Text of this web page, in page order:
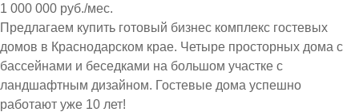
1 000 000 руб./мес.
Предлагаем купить готовый бизнес комплекс гостевых
домов в Краснодарском крае. Четыре просторных дома с
бассейнами и беседками на большом участке с
ландшафтным дизайном. Гостевые дома успешно
работают уже 10 лет!